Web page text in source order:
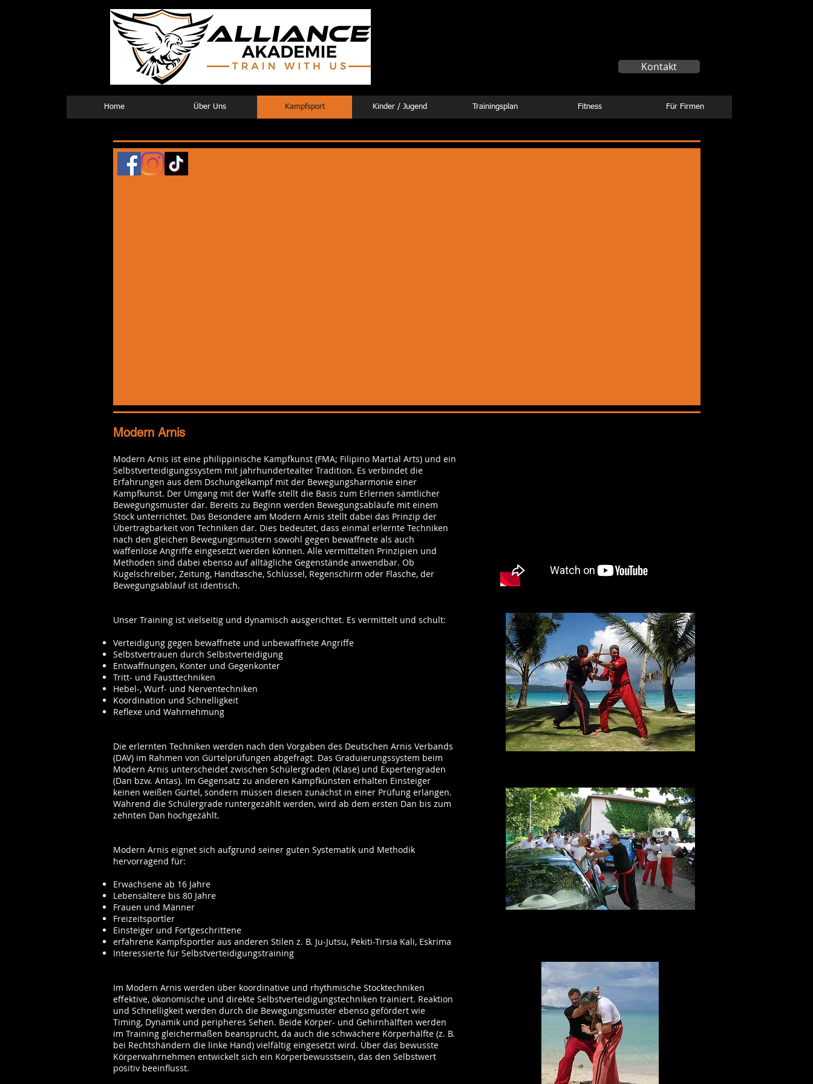
Kontakt
Home Über Uns Kampfsport Kinder / Jugend Trainingsplan Fitness Für Firmen
Modern Arnis
Modern Arnis ist eine philippinische Kampfkunst (FMA; Filipino Martial Arts) und ein
Selbstverteidigungssystem mit jahrhundertealter Tradition. Es verbindet die
Erfahrungen aus dem Dschungelkampf mit der Bewegungsharmonie einer
Kampfkunst. Der Umgang mit der Waffe stellt die Basis zum Erlernen sämtlicher
Bewegungsmuster dar. Bereits zu Beginn werden Bewegungsabläufe mit einem
Stock unterrichtet. Das Besondere am Modern Arnis stellt dabei das Prinzip der
Übertragbarkeit von Techniken dar. Dies bedeutet, dass einmal erlernte Techniken
nach den gleichen Bewegungsmustern sowohl gegen bewaffnete als auch
waffenlose Angriffe eingesetzt werden können. Alle vermittelten Prinzipien und
Methoden sind dabei ebenso auf alltägliche Gegenstände anwendbar. Ob
Kugelschreiber, Zeitung, Handtasche, Schlüssel, Regenschirm oder Flasche, der
Bewegungsablauf ist identisch.
Unser Training ist vielseitig und dynamisch ausgerichtet. Es vermittelt und schult:
Verteidigung gegen bewaffnete und unbewaffnete Angriffe
Selbstvertrauen durch Selbstverteidigung
Entwaffnungen, Konter und Gegenkonter
Tritt- und Fausttechniken
Hebel-, Wurf- und Nerventechniken
Koordination und Schnelligkeit
Reflexe und Wahrnehmung
Die erlernten Techniken werden nach den Vorgaben des Deutschen Arnis Verbands
(DAV) im Rahmen von Gürtelprüfungen abgefragt. Das Graduierungssystem beim
Modern Arnis unterscheidet zwischen Schülergraden (Klase) und Expertengraden
(Dan bzw. Antas). Im Gegensatz zu anderen Kampfkünsten erhalten Einsteiger
keinen weißen Gürtel, sondern müssen diesen zunächst in einer Prüfung erlangen.
Während die Schülergrade runtergezählt werden, wird ab dem ersten Dan bis zum
zehnten Dan hochgezählt.
Modern Arnis eignet sich aufgrund seiner guten Systematik und Methodik
hervorragend für:
Erwachsene ab 16 Jahre
Lebensältere bis 80 Jahre
Frauen und Männer
Freizeitsportler
Einsteiger und Fortgeschrittene
erfahrene Kampfsportler aus anderen Stilen z. B. Ju-Jutsu, Pekiti-Tirsia Kali, Eskrima
Interessierte für Selbstverteidigungstraining
Im Modern Arnis werden über koordinative und rhythmische Stocktechniken
effektive, ökonomische und direkte Selbstverteidigungstechniken trainiert. Reaktion
und Schnelligkeit werden durch die Bewegungsmuster ebenso gefördert wie
Timing, Dynamik und peripheres Sehen. Beide Körper- und Gehirnhälften werden
im Training gleichermaßen beansprucht, da auch die schwächere Körperhälfte (z. B.
bei Rechtshändern die linke Hand) vielfältig eingesetzt wird. Über das bewusste
Körperwahrnehmen entwickelt sich ein Körperbewusstsein, das den Selbstwert
positiv beeinflusst.